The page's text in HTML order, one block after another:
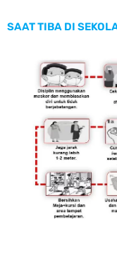
SAAT TIBA DI